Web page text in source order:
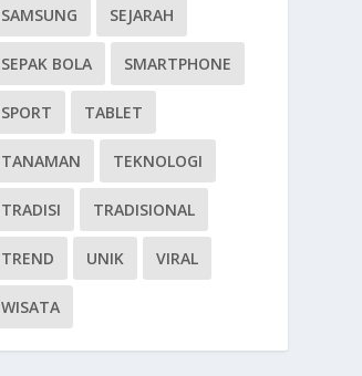
SAMSUNG SEJARAH
SEPAK BOLA SMARTPHONE
SPORT TABLET
TANAMAN TEKNOLOGI
TRADISI TRADISIONAL
TREND UNIK VIRAL
WISATA